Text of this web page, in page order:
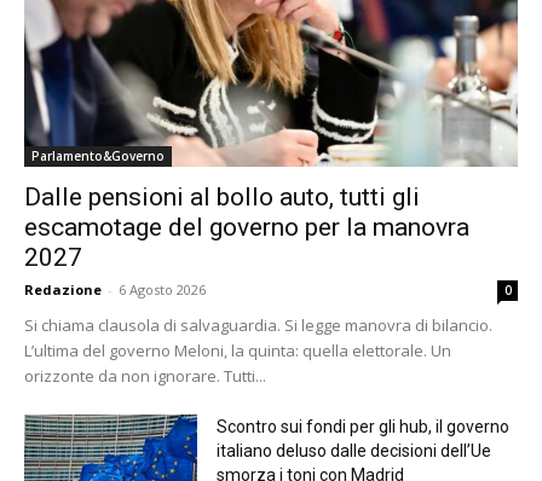
Parlamento&Governo
Dalle pensioni al bollo auto, tutti gli
escamotage del governo per la manovra
2027
Redazione - 6 Agosto 2026 0
Si chiama clausola di salvaguardia. Si legge manovra di bilancio.
L’ultima del governo Meloni, la quinta: quella elettorale. Un
orizzonte da non ignorare. Tutti...
Scontro sui fondi per gli hub, il governo
italiano deluso dalle decisioni dell’Ue
smorza i toni con Madrid